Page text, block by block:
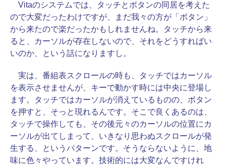
Vitaのシステムでは、タッチとボタンの同居を考えた
ので大変だったわけですが、まだ我々の方が「ボタン」
から来たので楽だったかもしれませんね。タッチから来
ると、カーソルが存在しないので、それをどうすればい
いのか、という話になりますし。
実は、番組表スクロールの時も、タッチではカーソル
を表示させませんが、キーで動かす時には中央に登場し
ます。タッチではカーソルが消えているものの、ボタン
を押すと、そっと現れるんです。そこで良くあるのは、
タッチで操作しても、その後元々のカーソルの位置にカ
ーソルが出てしまって、いきなり思わぬスクロールが発
生する、というパターンです。そうならないように、地
味に色々やっています。技術的には大変なんですけれ